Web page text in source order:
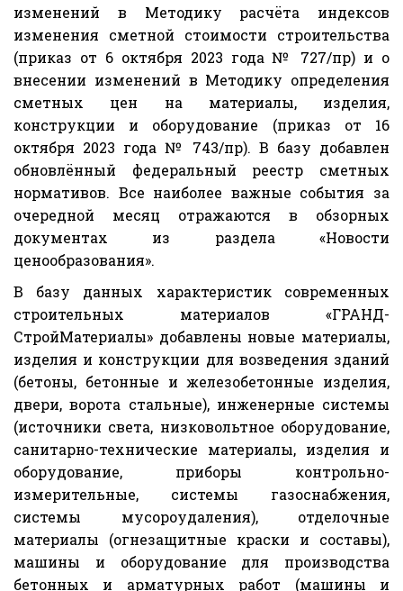
изменений в Методику расчёта индексов
изменения сметной стоимости строительства
(приказ от 6 октября 2023 года № 727/пр) и о
внесении изменений в Методику определения
сметных цен на материалы, изделия,
конструкции и оборудование (приказ от 16
октября 2023 года № 743/пр). В базу добавлен
обновлённый федеральный реестр сметных
нормативов. Все наиболее важные события за
очередной месяц отражаются в обзорных
документах из раздела «Новости
ценообразования».
В базу данных характеристик современных
строительных материалов «ГРАНД-
СтройМатериалы» добавлены новые материалы,
изделия и конструкции для возведения зданий
(бетоны, бетонные и железобетонные изделия,
двери, ворота стальные), инженерные системы
(источники света, низковольтное оборудование,
санитарно-технические материалы, изделия и
оборудование, приборы контрольно-
измерительные, системы газоснабжения,
системы мусороудаления), отделочные
материалы (огнезащитные краски и составы),
машины и оборудование для производства
бетонных и арматурных работ (машины и